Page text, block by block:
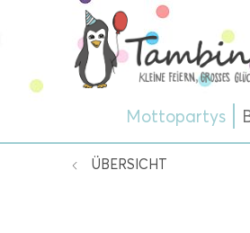
Mottopartys
ÜBERSICHT